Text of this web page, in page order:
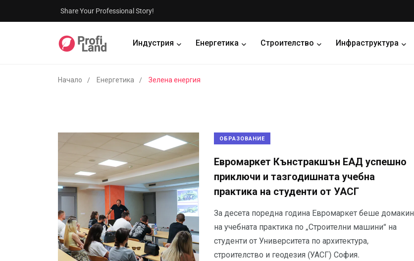
Share Your Professional Story!
Индустрия Енергетика Строителство Инфраструктура
Начало Енергетика Зелена енергия
ОБРАЗОВАНИЕ
Евромаркет Кънстракшън ЕАД успешно
приключи и тазгодишната учебна
практика на студенти от УАСГ
За десета поредна година Евромаркет беше домакин
на учебната практика по „Строителни машини“ на
студенти от Университета по архитектура,
строителство и геодезия (УАСГ) София.